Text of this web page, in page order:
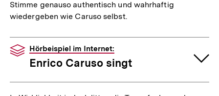
Stimme genauso authentisch und wahrhaftig
wiedergeben wie Caruso selbst.
Hörbeispiel im Internet:
Enrico Caruso singt